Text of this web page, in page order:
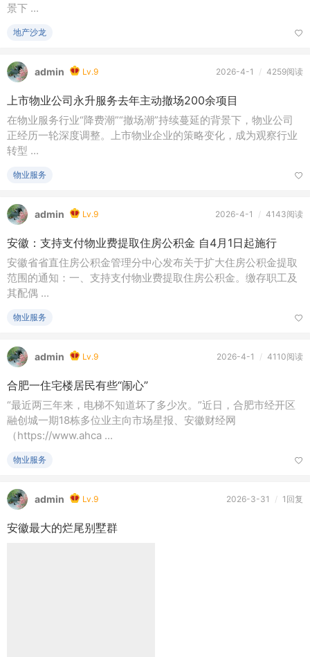
景下 ...
地产沙龙
admin Lv.9 2026-4-1 / 4259阅读
上市物业公司永升服务去年主动撤场200余项目
在物业服务行业“降费潮”“撤场潮”持续蔓延的背景下，物业公司
正经历一轮深度调整。上市物业企业的策略变化，成为观察行业
转型 ...
物业服务
admin Lv.9 2026-4-1 / 4143阅读
安徽：支持支付物业费提取住房公积金 自4月1日起施行
安徽省省直住房公积金管理分中心发布关于扩大住房公积金提取
范围的通知：一、支持支付物业费提取住房公积金。缴存职工及
其配偶 ...
物业服务
admin Lv.9 2026-4-1 / 4110阅读
合肥一住宅楼居民有些“闹心”
“最近两三年来，电梯不知道坏了多少次。”近日，合肥市经开区
融创城一期18栋多位业主向市场星报、安徽财经网
（https://www.ahca ...
物业服务
admin Lv.9 2026-3-31 / 1回复
安徽最大的烂尾别墅群